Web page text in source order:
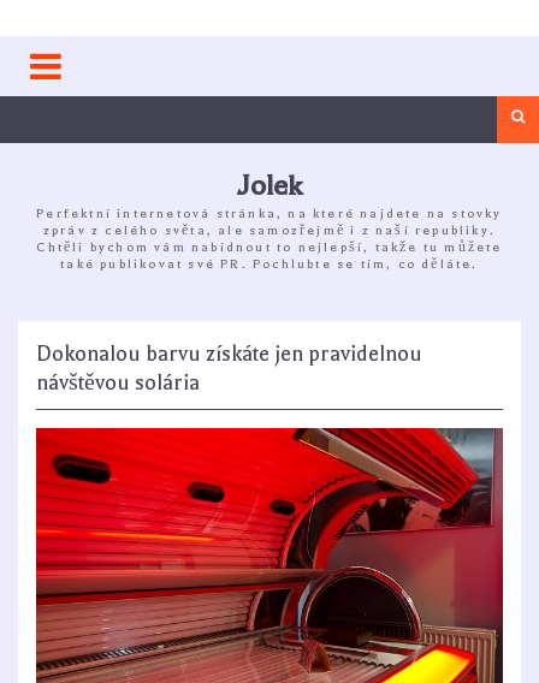
to
content
Jolek
Perfektní internetová stránka, na které najdete na stovky
zpráv z celého světa, ale samozřejmě i z naší republiky.
Chtěli bychom vám nabídnout to nejlepší, takže tu můžete
také publikovat své PR. Pochlubte se tím, co děláte.
Dokonalou barvu získáte jen pravidelnou
návštěvou solária